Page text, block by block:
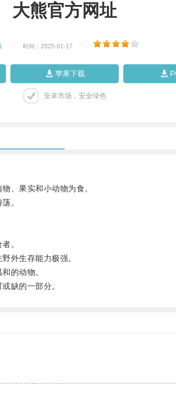
大熊官方网址
时间：2025-01-17
苹果下载
安卓市场，安全绿色
、果实和小动物为食。
。
。
外生存能力极强。
的动物。
缺的一部分。